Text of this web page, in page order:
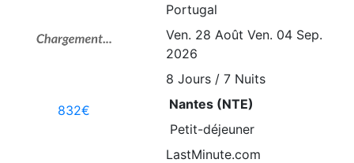
832€
Portugal
Ven. 28 Août Ven. 04 Sep.
2026
8 Jours / 7 Nuits
Nantes (NTE)
Petit-déjeuner
LastMinute.com